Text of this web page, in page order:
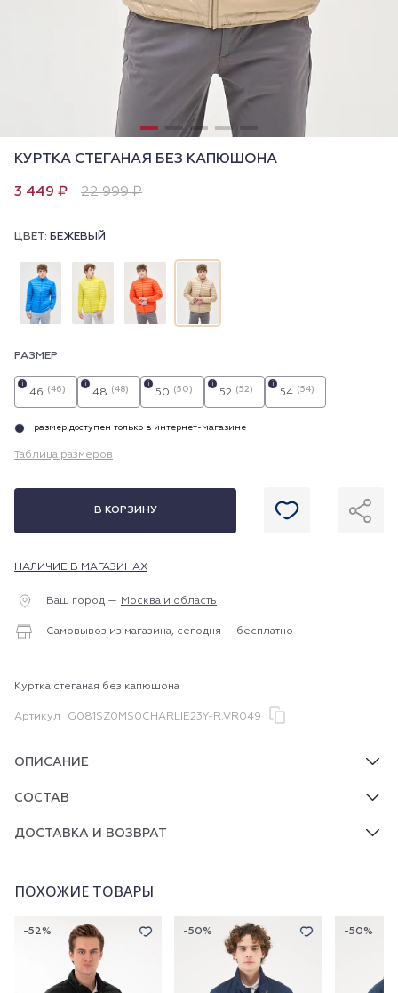
КУРТКА СТЕГАНАЯ БЕЗ КАПЮШОНА
3 449 ₽ 22 999 ₽
ЦВЕТ: БЕЖЕВЫЙ
РАЗМЕР
46 (46)
i
48 (48)
i
50 (50)
i
52 (52)
i
54 (54)
i
i размер доступен только в интернет-магазине
Таблица размеров
В КОРЗИНУ
НАЛИЧИЕ В МАГАЗИНАХ
Ваш город — Москва и область
Самовывоз из магазина, сегодня — бесплатно
Куртка стеганая без капюшона
Артикул G081SZ0MS0CHARLIE23Y-R.VR049
ОПИСАНИЕ
СОСТАВ
ДОСТАВКА И ВОЗВРАТ
ПОХОЖИЕ ТОВАРЫ
-52% -50% -50%